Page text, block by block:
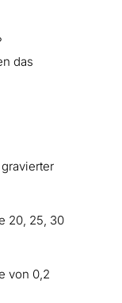
das
20, 25, 30
von 0,2